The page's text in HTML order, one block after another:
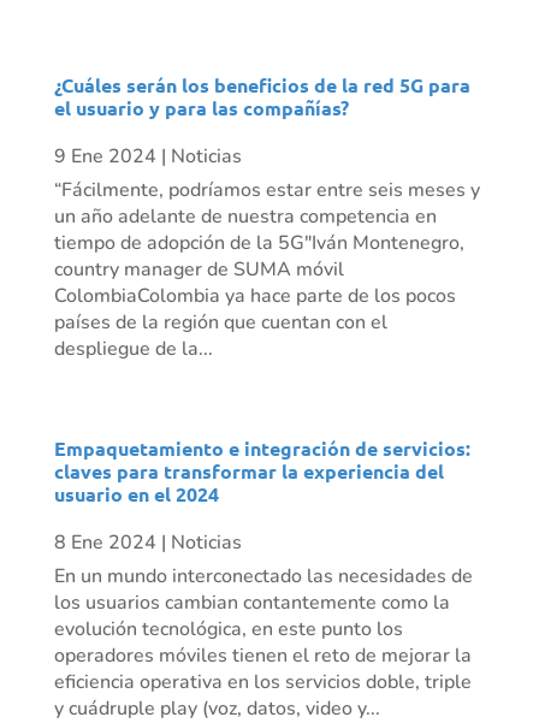
¿Cuáles serán los beneficios de la red 5G para
el usuario y para las compañías?
9 Ene 2024 | Noticias
“Fácilmente, podríamos estar entre seis meses y
un año adelante de nuestra competencia en
tiempo de adopción de la 5G"Iván Montenegro,
country manager de SUMA móvil
ColombiaColombia ya hace parte de los pocos
países de la región que cuentan con el
despliegue de la...
Empaquetamiento e integración de servicios:
claves para transformar la experiencia del
usuario en el 2024
8 Ene 2024 | Noticias
En un mundo interconectado las necesidades de
los usuarios cambian contantemente como la
evolución tecnológica, en este punto los
operadores móviles tienen el reto de mejorar la
eficiencia operativa en los servicios doble, triple
y cuádruple play (voz, datos, video y...